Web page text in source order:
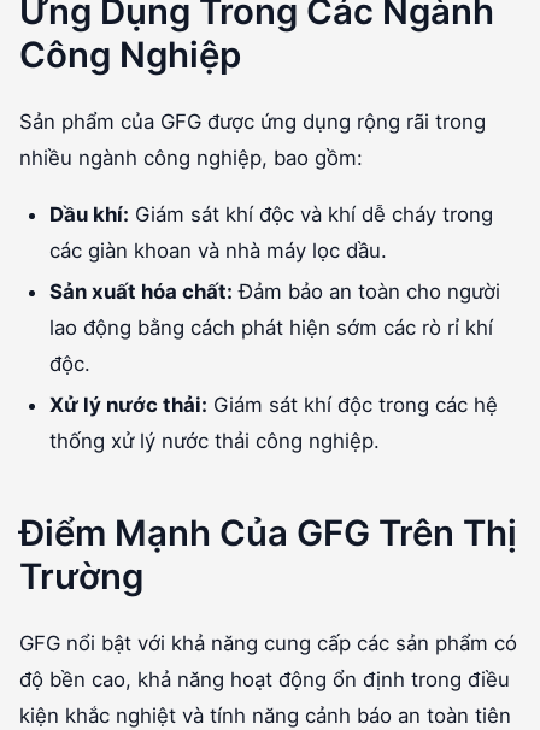
Ứng Dụng Trong Các Ngành
Công Nghiệp
Sản phẩm của GFG được ứng dụng rộng rãi trong
nhiều ngành công nghiệp, bao gồm:
Dầu khí: Giám sát khí độc và khí dễ cháy trong
các giàn khoan và nhà máy lọc dầu.
Sản xuất hóa chất: Đảm bảo an toàn cho người
lao động bằng cách phát hiện sớm các rò rỉ khí
độc.
Xử lý nước thải: Giám sát khí độc trong các hệ
thống xử lý nước thải công nghiệp.
Điểm Mạnh Của GFG Trên Thị
Trường
GFG nổi bật với khả năng cung cấp các sản phẩm có
độ bền cao, khả năng hoạt động ổn định trong điều
kiện khắc nghiệt và tính năng cảnh báo an toàn tiên